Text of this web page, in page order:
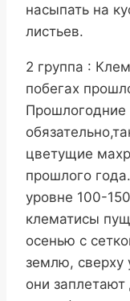
насыпать на
листьев.
2 группа :
побегах
Прошлогодние
цветущие
прошлого
уровне 100-
клематисы
осенью с
землю, сверху
они